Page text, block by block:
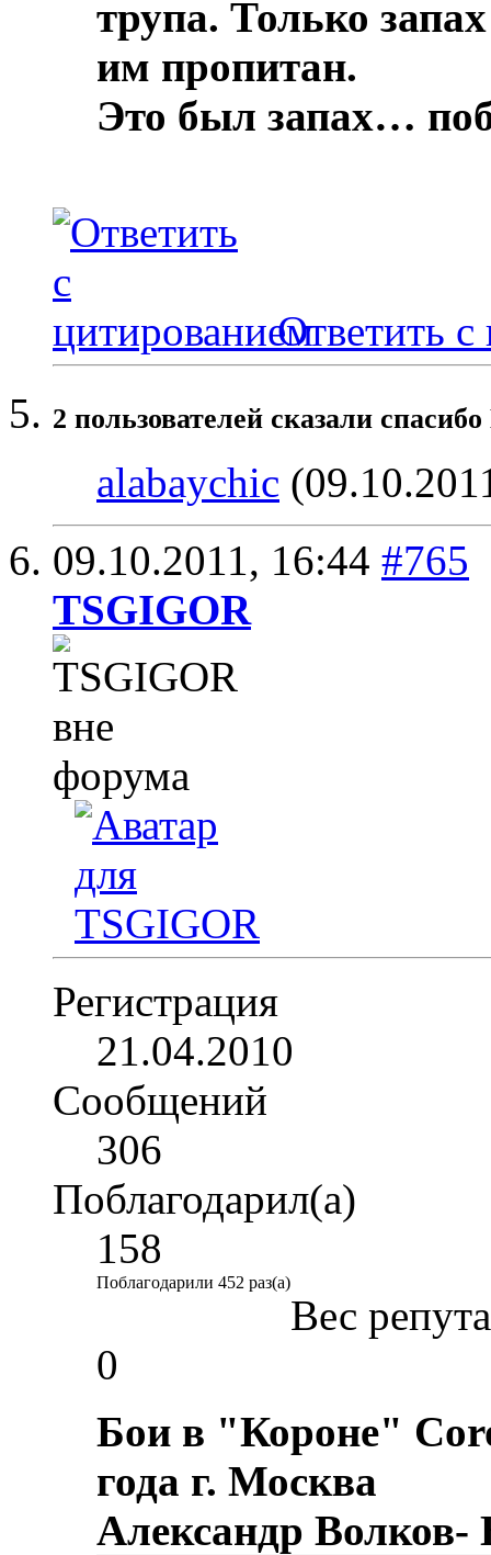
трупа. Только
им пропитан.
Это был запах…
Ответить с
2 пользователей сказали
alabaychic
09.10.2011, 16:44 #765
TSGIGOR
Регистрация
21.04.2010
Сообщений
306
Поблагодарил(а)
158
Поблагодарили 452 раз(а)
Вес
0
Бои в "Короне"
года г. Москва
Александр Волков-